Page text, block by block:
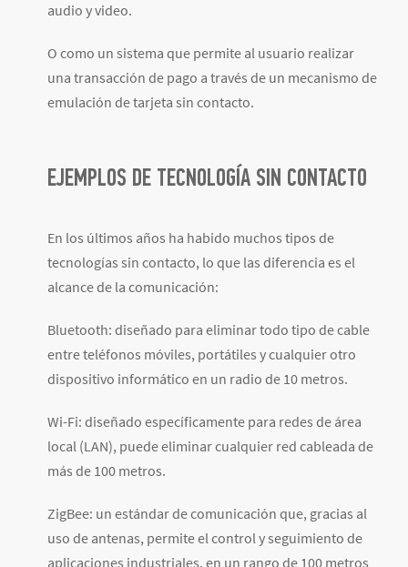
audio y video.
O como un sistema que permite al usuario realizar
una transacción de pago a través de un mecanismo de
emulación de tarjeta sin contacto.
EJEMPLOS DE TECNOLOGÍA SIN CONTACTO
En los últimos años ha habido muchos tipos de
tecnologías sin contacto, lo que las diferencia es el
alcance de la comunicación:
Bluetooth: diseñado para eliminar todo tipo de cable
entre teléfonos móviles, portátiles y cualquier otro
dispositivo informático en un radio de 10 metros.
Wi-Fi: diseñado específicamente para redes de área
local (LAN), puede eliminar cualquier red cableada de
más de 100 metros.
ZigBee: un estándar de comunicación que, gracias al
uso de antenas, permite el control y seguimiento de
aplicaciones industriales, en un rango de 100 metros